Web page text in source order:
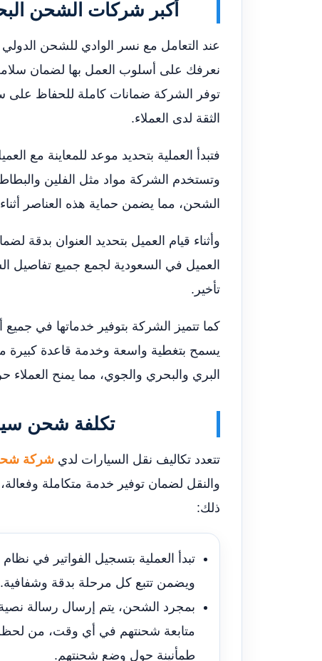
أكبر شركات الشحن
عند التعامل مع نسر الوادي للشحن الدولي
نعرفك على أسلوب العمل بها لضمان
توفر الشركة ضمانات كاملة للحفاظ على
الثقة لدى العملاء.
فتبدأ العملية بتحديد موعد للمعاينة مع
وتستخدم الشركة مواد مثل الفلين
الشحن، مما يضمن حماية هذه العناصر
وأثناء قيام العميل بتحديد العنوان
العميل في السعودية لجمع جميع تفاصيل
تأخير.
كما تتميز الشركة بتوفير خدماتها في
يسمح بتغطية واسعة وخدمة قاعدة كبيرة
البري والبحري والجوي، مما يمنح العملاء
تكلفة شحن
تتعدد تكاليف نقل السيارات لدي شركة
والنقل لضمان توفير خدمة متكاملة
ذلك:
تبدأ العملية بتسجيل الفواتير في
ويضمن تتبع كل مرحلة بدقة وشفافية.
بمجرد الشحن، يتم إرسال رسالة نصية
متابعة شحنتهم في أي وقت، من
طمأنينة حول وضع شحنتهم.